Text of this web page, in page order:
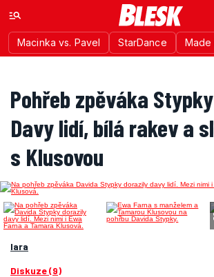
Macinka vs. Pavel StarDance Made
Pohřeb zpěváka
Davy lidí, bílá rakev a
s Klusovou
lara
Diskuze (9)